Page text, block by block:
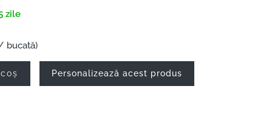
zile
bucată)
Personalizează acest produs